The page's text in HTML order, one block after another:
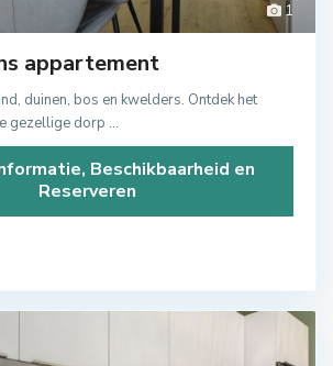
1
appartement
duinen, bos en kwelders. Ontdek het
gezellige dorp ...
Beschikbaarheid en
Reserveren